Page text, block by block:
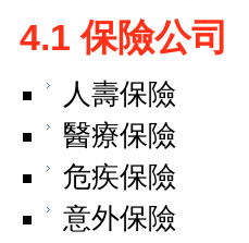
4.1 保險公司
人壽保險
醫療保險
危疾保險
意外保險